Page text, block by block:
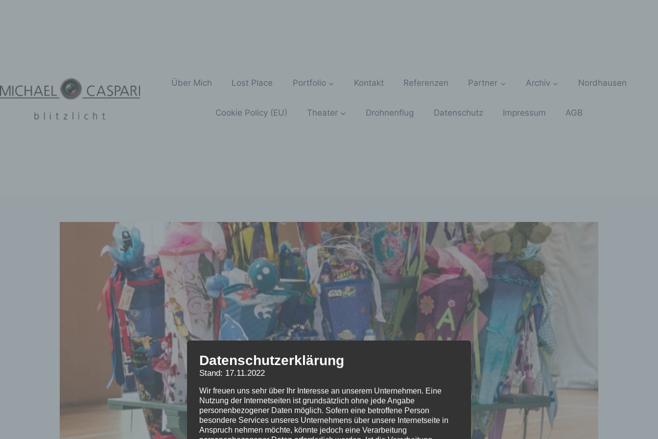
Über Mich Lost Place Portfolio Kontakt Referenzen Partner Archiv Nordhausen
Cookie Policy (EU) Theater Drohnenflug Datenschutz Impressum AGB
Datenschutzerklärung
Stand: 17.11.2022
Wir freuen uns sehr über Ihr Interesse an unserem Unternehmen. Eine
Nutzung der Internetseiten ist grundsätzlich ohne jede Angabe
personenbezogener Daten möglich. Sofern eine betroffene Person
besondere Services unseres Unternehmens über unsere Internetseite in
Anspruch nehmen möchte, könnte jedoch eine Verarbeitung